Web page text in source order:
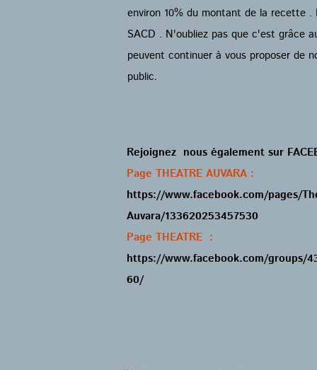
environ 10% du montant de la recette
SACD . N'oubliez pas que c'est grâce
peuvent continuer à vous proposer de
public.
Rejoignez nous également sur
Page THEATRE AUVARA :
https://www.facebook.com/pages/
Auvara/133620253457530
Page THEATRE :
https://www.facebook.com/groups/
60/